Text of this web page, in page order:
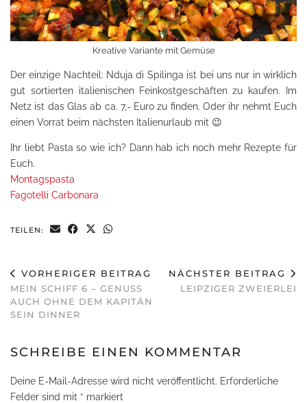
Kreative Variante mit Gemüse
Der einzige Nachteil: Nduja di Spilinga ist bei uns nur in wirklich
gut sortierten italienischen Feinkostgeschäften zu kaufen. Im
Netz ist das Glas ab ca. 7,- Euro zu finden. Oder ihr nehmt Euch
einen Vorrat beim nächsten Italienurlaub mit 😉
Ihr liebt Pasta so wie ich? Dann hab ich noch mehr Rezepte für
Euch.
Montagspasta
Fagotelli Carbonara
TEILEN:
VORHERIGER BEITRAG
MEIN SCHIFF 6 – GENUSS
AUCH OHNE DEM KAPITÄN
SEIN DINNER
NÄCHSTER BEITRAG
LEIPZIGER ZWEIERLEI
SCHREIBE EINEN KOMMENTAR
Deine E-Mail-Adresse wird nicht veröffentlicht. Erforderliche
Felder sind mit * markiert